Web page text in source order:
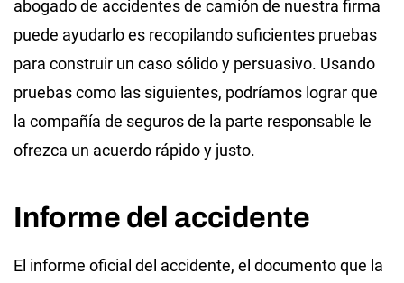
abogado de accidentes de camión de nuestra firma
puede ayudarlo es recopilando suficientes pruebas
para construir un caso sólido y persuasivo. Usando
pruebas como las siguientes, podríamos lograr que
la compañía de seguros de la parte responsable le
ofrezca un acuerdo rápido y justo.
Informe del accidente
El informe oficial del accidente, el documento que la